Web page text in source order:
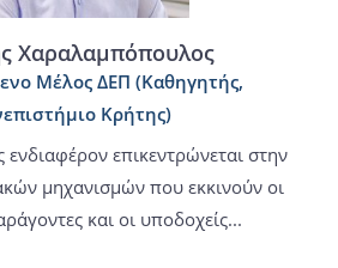
Χαραλαμπόπουλος
Μέλος ΔΕΠ (Καθηγητής,
Κρήτης)
ενδιαφέρον επικεντρώνεται στην
μηχανισμών που εκκινούν οι
και οι υποδοχείς...